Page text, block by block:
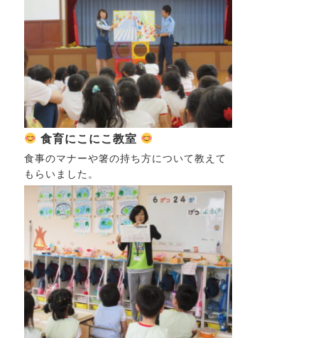
食育にこにこ教室
食事のマナーや箸の持ち方について教えて
もらいました。